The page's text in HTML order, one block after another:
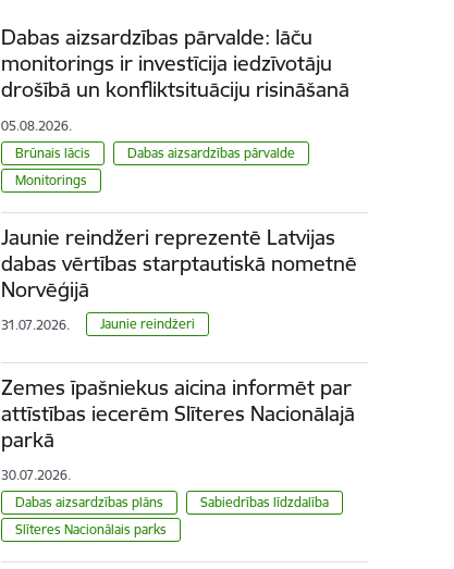
Dabas aizsardzības pārvalde: lāču
monitorings ir investīcija iedzīvotāju
drošībā un konfliktsituāciju risināšanā
05.08.2026.
Brūnais lācis
Dabas aizsardzības pārvalde
Monitorings
Jaunie reindžeri reprezentē Latvijas
dabas vērtības starptautiskā nometnē
Norvēģijā
31.07.2026. Jaunie reindžeri
Zemes īpašniekus aicina informēt par
attīstības iecerēm Slīteres Nacionālajā
parkā
30.07.2026.
Dabas aizsardzības plāns
Sabiedrības līdzdalība
Slīteres Nacionālais parks